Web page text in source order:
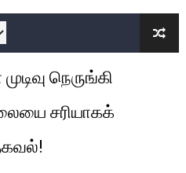
என்ன நடந்தது?: உண்மையை
அமெரிக்க டொலர் நட்டஈடு
கண்டனப்
படித்த மாணவர்கள் தொடர்பில்
இலங்கைத் தமிழ்
நெருங்கி
சரியாகக்